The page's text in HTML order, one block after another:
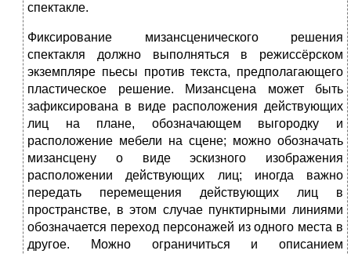
спектакле.
Фиксирование мизансценического решения
спектакля должно выполняться в режиссёрском
экземпляре пьесы против текста, предполагающего
пластическое решение. Мизансцена может быть
зафиксирована в виде расположения действующих
лиц на плане, обозначающем выгородку и
расположение мебели на сцене; можно обозначать
мизансцену о виде эскизного изображения
расположении действующих лиц; иногда важно
передать перемещения действующих лиц в
пространстве, в этом случае пунктирными линиями
обозначается переход персонажей из одного места в
другое. Можно ограничиться и описанием